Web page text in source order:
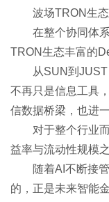
波场TRON生
在整个协同体
TRON生态丰富的
从SUN到
不再只是信息工具
信数据桥梁，也进
对于整个行业
益率与流动性规模
随着AI不断接
的，正是未来智能